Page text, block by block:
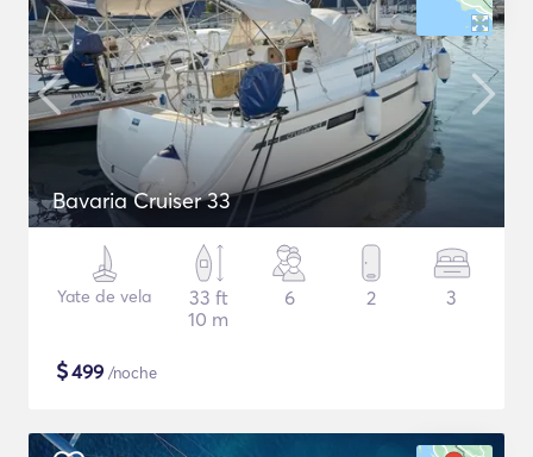
Bavaria Cruiser 33
Yate de vela
33 ft
10 m
6 2 3
$499 /noche